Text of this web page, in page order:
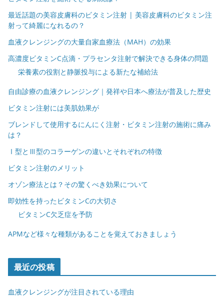
最近話題の美容皮膚科のビタミン注射 | 美容皮膚科のビタミン注
射って綺麗になれるの？
血液クレンジングの大量自家血療法（MAH）の効果
高濃度ビタミンC点滴・プラセンタ注射で解決できる身体の問題
栄養素の役割と静脈投与による新たな補給法
自由診療の血液クレンジング｜発祥や日本へ療法が普及した歴史
ビタミン注射には美肌効果が
ブレンドして使用するにんにく注射・ビタミン注射の施術に痛み
は？
Ⅰ型とⅢ型のコラーゲンの違いとそれぞれの特徴
ビタミン注射のメリット
オゾン療法とは？その驚くべき効果について
即効性を持ったビタミンCの大切さ
ビタミンC欠乏症を予防
APMなど様々な種類があることを覚えておきましょう
最近の投稿
血液クレンジングが注目されている理由